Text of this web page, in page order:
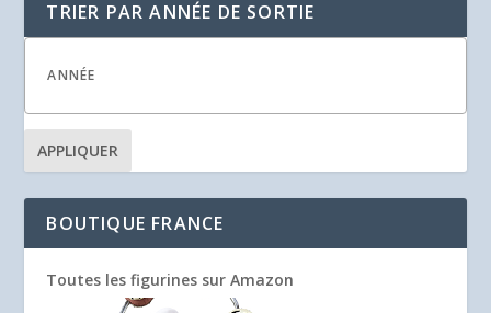
TRIER PAR ANNÉE DE SORTIE
APPLIQUER
BOUTIQUE FRANCE
Toutes les figurines sur Amazon